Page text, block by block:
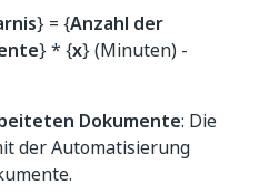
} = {Anzahl der
} * {x} (Minuten) -
Dokumente: Die
der Automatisierung